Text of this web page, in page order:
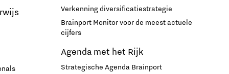
Verkenning diversificatiestrategie
Brainport Monitor voor de meest actuele
cijfers
Agenda met het Rijk
Strategische Agenda Brainport